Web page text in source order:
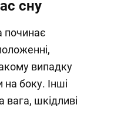
сну
починає
випадку
на боку. Інші
вага, шкідливі